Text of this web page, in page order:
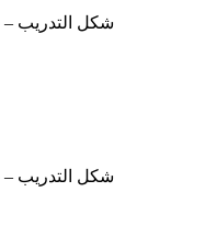
شكل التدريب –
شكل التدريب –